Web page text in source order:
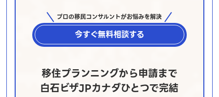
プロの移民コンサルントがお悩みを解決
今すぐ無料相談する
移住プランニングから申請まで
白石ビザJPカナダひとつで完結